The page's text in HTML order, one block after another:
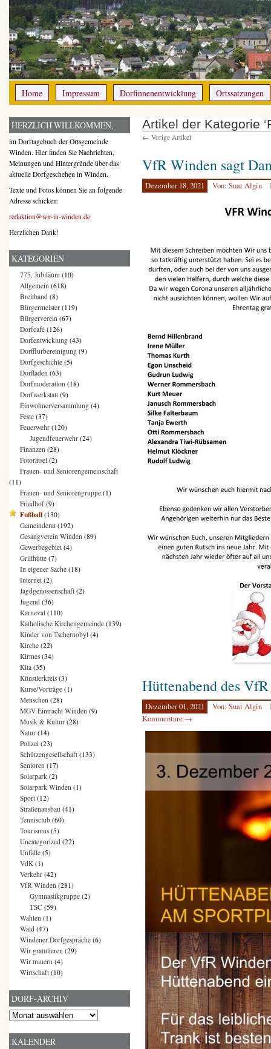
Home Impressum Dorfinnenentwicklung Ortssatzungen
Artikel der Kategorie
← Vorige Artikel
VfR Winden sagt
Dezember 18, 2021 Von: Suat Algin
Hüttenabend des
Dezember 01, 2021 Von: Suat Algin
Kommentare →
HERZLICH WILLKOMMEN,
im Dorftagebuch der Ortsgemeinde
Winden. Hier finden Sie Nachrichten,
Meinungen und Hintergründe über das
aktuelle Dorfgeschehen in Winden.
Texte und Fotos können Sie an folgende
Adresse schicken:
redaktion@wir-in-winden.de
Herzlichen Dank!
KATEGORIEN
775. Jubiläum (10)
Allgemein (618)
Breitband (8)
Bürgermeister (119)
Bürgerverein (67)
Dorfcafé (126)
Dorfentwicklung (43)
Dorfflurbereinigung (9)
Dorfgeschichte (5)
Dorfladen (63)
Dorfmoderation (18)
Dorfwerkstatt (9)
Einwohnerversammlung (4)
Feste (37)
Feuerwehr (120)
Jugendfeuerwehr (24)
Finanzen (28)
Fotorätsel (2)
Frauen- und Seniorengemeinschaft
(11)
Frauen- und Seniorengruppe (1)
Friedhof(9)
Fußball (130)
Gemeinderat (192)
Gesangverein Winden (89)
Gewerbegebiet (4)
Grillhütte (7)
In eigener Sache (18)
Internet (2)
Jagdgenossenschaft (2)
Jugend (36)
Karneval (110)
Katholische Kirchengemeinde (139)
Kinder von Tschernobyl (4)
Kirche (22)
Kirmes (34)
Kita (35)
Künstlerkreis (3)
Kurse/Vorträge (1)
Menschen (28)
MGV Eintracht Winden (9)
Musik & Kultur (28)
Natur (14)
Polizei (23)
Schützengesellschaft (133)
Senioren (17)
Solarpark (2)
Solarpark Winden (1)
Sport (12)
Straßenausbau (41)
Tennisclub (60)
Tourismus (5)
Uncategorized (22)
Unfälle (5)
VdK (1)
Verkehr (42)
VfR Winden (281)
Gymnastikgruppe (2)
TSC (59)
Wahlen (1)
Wald (47)
Windener Dorfgespräche (6)
Wir gratulieren (29)
Wir trauern (4)
Wirtschaft (10)
DORF-ARCHIV
Dorf-
KALENDER